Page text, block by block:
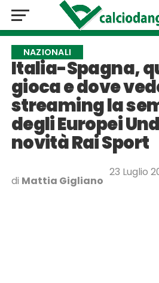
NAZIONALI
Italia-Spagna,
gioca e dove
streaming la
degli Europei
novità Rai Sport
di Mattia Gigliano
23 Luglio